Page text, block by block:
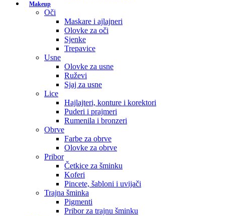
Makeup
Oči
Maskare i ajlajneri
Olovke za oči
Sjenke
Trepavice
Usne
Olovke za usne
Ruževi
Sjaj za usne
Lice
Hajlajteri, konture i korektori
Puderi i prajmeri
Rumenila i bronzeri
Obrve
Farbe za obrve
Olovke za obrve
Pribor
Četkice za šminku
Koferi
Pincete, šabloni i uvijači
Trajna šminka
Pigmenti
Pribor za trajnu šminku